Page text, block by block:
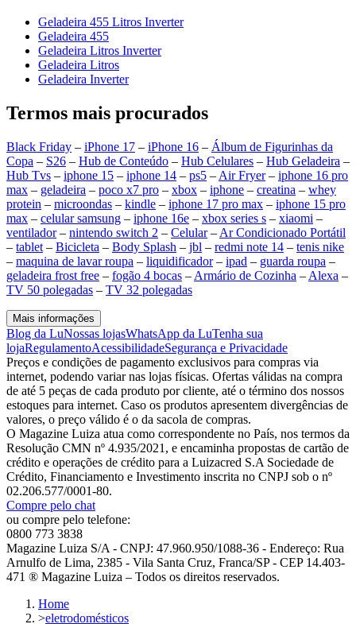
Geladeira 455 Litros Inverter
Geladeira 455
Geladeira Litros Inverter
Geladeira Litros
Geladeira Inverter
Termos mais procurados
Black Friday – iPhone 17 – iPhone 16 – Álbum de Figurinhas da
Copa – S26 – Hub de Conteúdo – Hub Celulares – Hub Geladeira –
Hub Tvs – iphone 15 – iphone 14 – ps5 – Air Fryer– iphone 16 pro
max – geladeira – poco x7 pro – xbox – iphone – creatina – whey
protein – microondas – kindle – iphone 17 pro max – iphone 15 pro
max – celular samsung – iphone 16e – xbox series s – xiaomi –
ventilador– nintendo switch 2 – Celular– Ar Condicionado Portátil
– tablet – Bicicleta – Body Splash – jbl – redmi note 14 – tenis nike
– maquina de lavar roupa – liquidificador– ipad – guarda roupa –
geladeira frost free – fogão 4 bocas – Armário de Cozinha – Alexa –
TV 50 polegadas – TV 32 polegadas
Mais informações
Blog da LuNossas lojasWhatsApp da LuTenha sua
lojaRegulamentoAcessibilidadeSegurança e Privacidade
Preços e condições de pagamento exclusivos para compras via
internet, podendo variar nas lojas físicas. Ofertas válidas na compra
de até 5 peças de cada produto por cliente, até o término dos nossos
estoques para internet. Caso os produtos apresentem divergências de
valores, o preço válido é o da sacola de compras.
O Magazine Luiza atua como correspondente no País, nos termos da
Resolução CMN nº 4.935/2021, e encaminha propostas de cartão de
crédito e operações de crédito para a Luizacred S.A Sociedade de
Crédito, Financiamento e Investimento inscrita no CNPJ sob o nº
02.206.577/0001-80.
Compre pelo chat
ou compre pelo telefone:
0800 773 3838
Magazine Luiza S/A - CNPJ: 47.960.950/1088-36 - Endereço: Rua
Arnulfo de Lima, 2385 - Vila Santa Cruz, Franca/SP - CEP 14.403-
471 ® Magazine Luiza – Todos os direitos reservados.
Home
>eletrodomésticos